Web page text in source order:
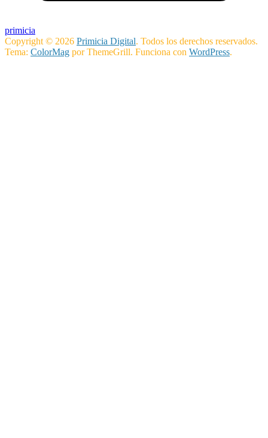
primicia
Copyright © 2026 Primicia Digital. Todos los derechos reservados.
Tema: ColorMag por ThemeGrill. Funciona con WordPress.